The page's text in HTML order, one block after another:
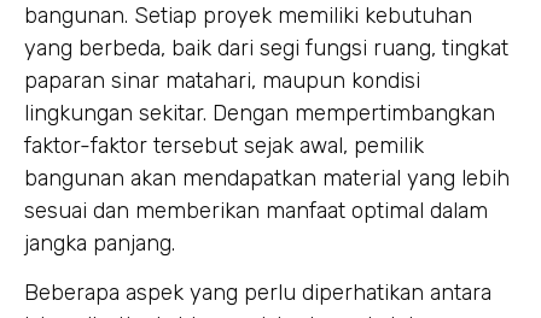
bangunan. Setiap proyek memiliki kebutuhan
yang berbeda, baik dari segi fungsi ruang, tingkat
paparan sinar matahari, maupun kondisi
lingkungan sekitar. Dengan mempertimbangkan
faktor-faktor tersebut sejak awal, pemilik
bangunan akan mendapatkan material yang lebih
sesuai dan memberikan manfaat optimal dalam
jangka panjang.
Beberapa aspek yang perlu diperhatikan antara